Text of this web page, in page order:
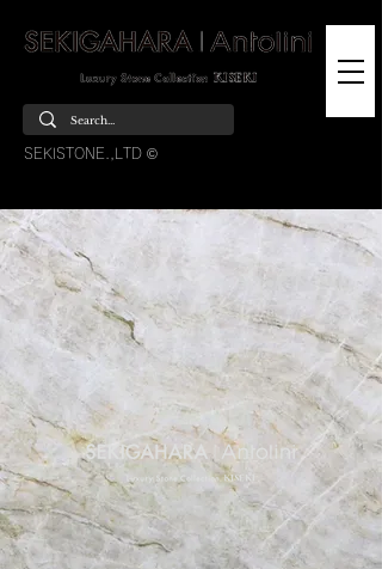
SEKISTONE.,LTD ©